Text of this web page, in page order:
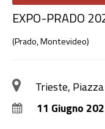
EXPO-PRADO
(Prado, Montevideo)
Trieste,
11 Giugno